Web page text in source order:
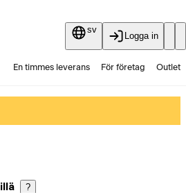
sv
Logga in
En timmes leverans För företag Outlet
?